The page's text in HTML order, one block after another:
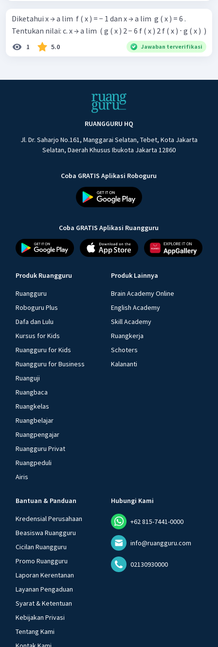
Diketahui x → a lim ​ f ( x ) = − 1 dan x → a lim ​ g ( x ) = 6 .
Tentukan nilai: c. x → a lim ​ ( g ( x ) 2 − 6 f ( x ) 2 f ( x ) ⋅ g ( x ) ​ )
1 5.0 Jawaban terverifikasi
RUANGGURU HQ
Jl. Dr. Saharjo No.161, Manggarai Selatan, Tebet, Kota Jakarta
Selatan, Daerah Khusus Ibukota Jakarta 12860
Coba GRATIS Aplikasi Roboguru
Coba GRATIS Aplikasi Ruangguru
Produk Ruangguru
Ruangguru
Roboguru Plus
Dafa dan Lulu
Kursus for Kids
Ruangguru for Kids
Ruangguru for Business
Ruanguji
Ruangbaca
Ruangkelas
Ruangbelajar
Ruangpengajar
Ruangguru Privat
Ruangpeduli
Airis
Produk Lainnya
Brain Academy Online
English Academy
Skill Academy
Ruangkerja
Schoters
Kalananti
Bantuan & Panduan
Kredensial Perusahaan
Beasiswa Ruangguru
Cicilan Ruangguru
Promo Ruangguru
Laporan Kerentanan
Layanan Pengaduan
Syarat & Ketentuan
Kebijakan Privasi
Tentang Kami
Hubungi Kami
+62 815-7441-0000
info@ruangguru.com
02130930000